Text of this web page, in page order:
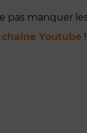
pas manquer
chaîne Youtube !